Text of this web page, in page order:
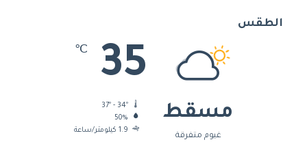
الطقس
مسقط
غيوم متفرقة
35
℃
50%
1.9 كيلومتر/ساعة